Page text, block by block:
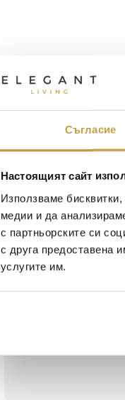
Съгласие
Настоящият сайт
Използваме
медии и да
с партньорските си
с друга предоставена
услугите им.Георги Питов